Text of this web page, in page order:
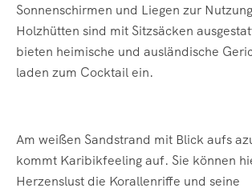
Sonnenschirmen und Liegen zur
Holzhütten sind mit Sitzsäcken
bieten heimische und ausländische
laden zum Cocktail ein.
Am weißen Sandstrand mit Blick aufs
kommt Karibikfeeling auf. Sie können
Herzenslust die Korallenriffe und seine